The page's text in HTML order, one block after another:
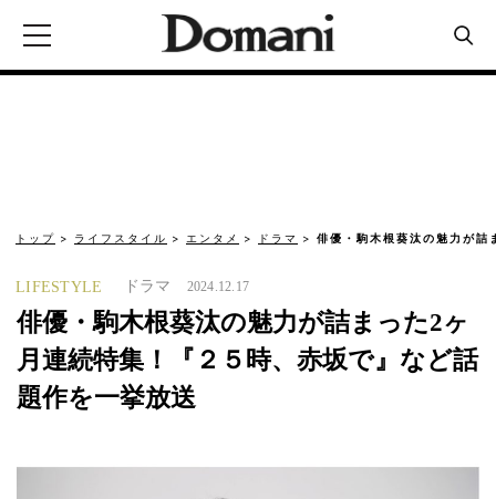
トップ ライフスタイル エンタメ ドラマ 俳優・駒木根葵汰の魅力が
LIFESTYLE ドラマ 2024.12.17
俳優・駒木根葵汰の魅力が詰まった2ヶ
月連続特集！『２５時、赤坂で』など話
題作を一挙放送